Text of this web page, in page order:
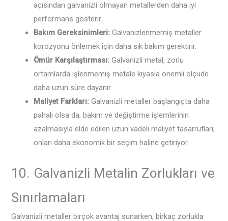
açısından galvanizli olmayan metallerden daha iyi
performans gösterir.
Bakım Gereksinimleri: Galvanizlenmemiş metaller
korozyonu önlemek için daha sık bakım gerektirir.
Ömür Karşılaştırması: Galvanizli metal, zorlu
ortamlarda işlenmemiş metale kıyasla önemli ölçüde
daha uzun süre dayanır.
Maliyet Farkları:Galvanizli metaller başlangıçta daha
pahalı olsa da, bakım ve değiştirme işlemlerinin
azalmasıyla elde edilen uzun vadeli maliyet tasarrufları,
onları daha ekonomik bir seçim haline getiriyor.
10. Galvanizli Metalin Zorlukları ve
Sınırlamaları
Galvanizli metaller birçok avantaj sunarken, birkaç zorlukla